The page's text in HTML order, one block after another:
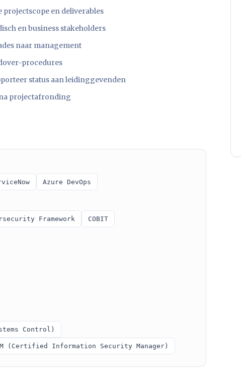
projectscope en deliverables
en business stakeholders
naar management
procedures
status aan leidinggevenden
projectafronding
Azure DevOps
Framework COBIT
Control)
(Certified Information Security Manager)